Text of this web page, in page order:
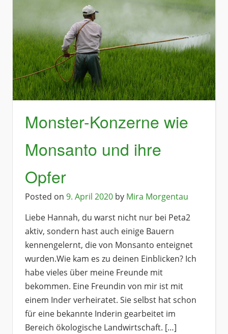
Monster-Konzerne wie
Monsanto und ihre
Opfer
Posted on 9. April 2020 by Mira Morgentau
Liebe Hannah, du warst nicht nur bei Peta2
aktiv, sondern hast auch einige Bauern
kennengelernt, die von Monsanto enteignet
wurden.Wie kam es zu deinen Einblicken? Ich
habe vieles über meine Freunde mit
bekommen. Eine Freundin von mir ist mit
einem Inder verheiratet. Sie selbst hat schon
für eine bekannte Inderin gearbeitet im
Bereich ökologische Landwirtschaft. […]